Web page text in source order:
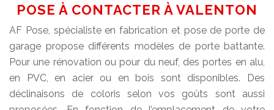
POSE À CONTACTER À VALENTON
AF Pose, spécialiste en fabrication et pose de porte de
garage propose différents modèles de porte battante.
Pour une rénovation ou pour du neuf, des portes en alu,
en PVC, en acier ou en bois sont disponibles. Des
déclinaisons de coloris selon vos goûts sont aussi